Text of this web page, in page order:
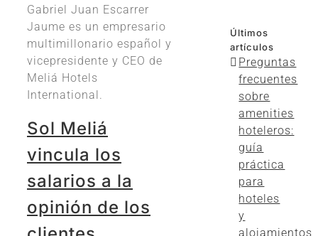
Gabriel Juan Escarrer
Jaume es un empresario
multimillonario español y
vicepresidente y CEO de
Meliá Hotels
International.
Sol Meliá
vincula los
salarios a la
opinión de los
Últimos
artículos
Preguntas
frecuentes
sobre
amenities
hoteleros:
guía
práctica
para
hoteles
y
alojamientos